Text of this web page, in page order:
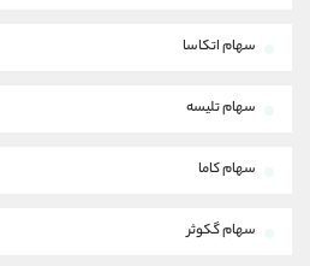
سهام اتکاسا
سهام تلیسه
سهام کاما
سهام گکوثر